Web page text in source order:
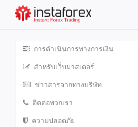
การดำเนินการทางการเงิน
สำหรับเว็บมาสเตอร์
ข่าวสารจากทางบริษัท
ติดต่อพวกเรา
ความปลอดภัย